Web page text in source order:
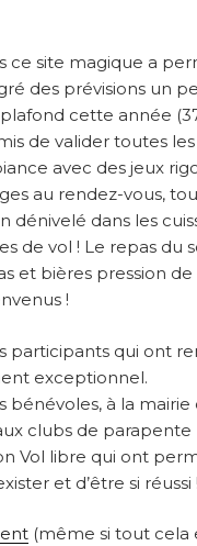
ce site magique a
des prévisions un
cette année
de valider toutes
avec des jeux
au rendez-vous,
dénivelé dans les
de vol ! Le repas du
et bières pression
!
participants qui ont
exceptionnel.
bénévoles, à la mairie
clubs de
Vol libre qui ont
et d’être si réussi !
(même si tout cela